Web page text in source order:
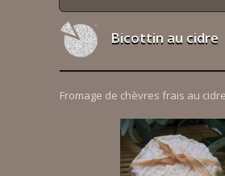
Bicottin au cidre
Fromage de chèvres frais au